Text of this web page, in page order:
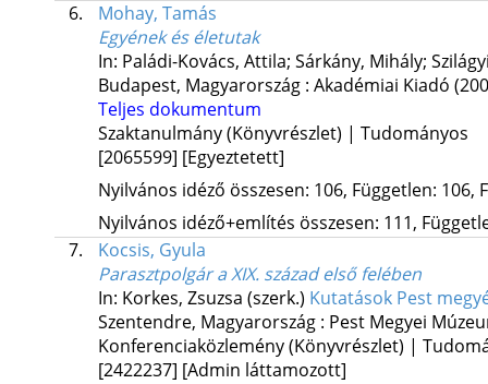
6.
Mohay, Tamás
Egyének és életutak
In: Paládi-Kovács, Attila; Sárkány, Mihály;
Budapest, Magyarország : Akadémiai Kiadó
Teljes dokumentum
Szaktanulmány (Könyvrészlet) | Tudományos
[2065599] [Egyeztetett]
Nyilvános idéző összesen: 106, Független: 106,
Nyilvános idéző+említés összesen: 111,
7.
Kocsis, Gyula
Parasztpolgár a XIX. század első felében
In: Korkes, Zsuzsa (szerk.) Kutatások Pest
Szentendre, Magyarország : Pest Megyei
Konferenciaközlemény (Könyvrészlet) |
[2422237] [Admin láttamozott]